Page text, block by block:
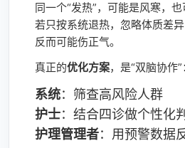
同一个“发热”，可能是风寒，也
若只按系统退热，忽略体质差异
反而可能伤正气。
真正的优化方案，是“双脑协作”
系统：筛查高风险人群
护士：结合四诊做个性化
护理管理者：用预警数据